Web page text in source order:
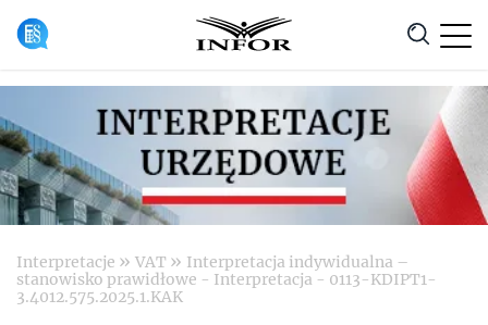
Anuluj
Interpretacje » VAT » Interpretacja indywidualna –
stanowisko prawidłowe - Interpretacja - 0113-KDIPT1-
3.4012.575.2025.1.KAK